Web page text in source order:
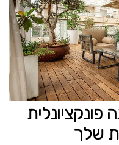
פונקציונלית
שלך